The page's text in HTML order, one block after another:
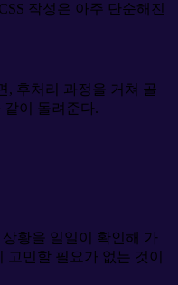
작성은 아주 단순해진
, 후처리 과정을 거쳐 골
같이 돌려준다.
상황을 일일이 확인해 가
민할 필요가 없는 것이